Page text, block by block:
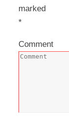
marked
*
Comment